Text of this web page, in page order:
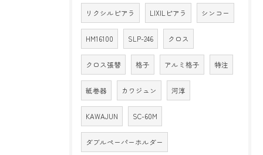
リクシルピアラ LIXILピアラ シンコー
HM16100 SLP-246 クロス
クロス張替 格子 アルミ格子 特注
紙巻器 カワジュン 河淳
KAWAJUN SC-60M
ダブルペーパーホルダー